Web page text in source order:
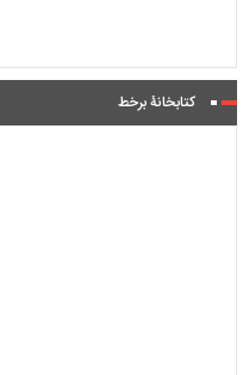
کتابخانۀ برخط